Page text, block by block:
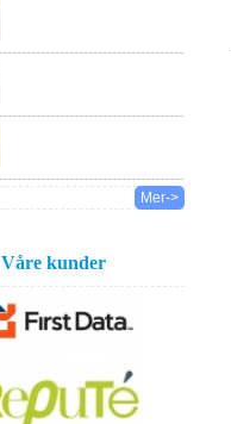
Mer->
Våre kunder